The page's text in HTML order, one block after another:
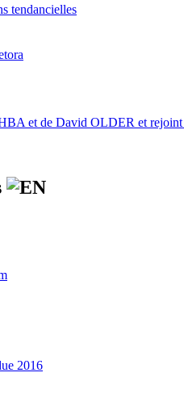
tendancielles
et de David OLDER et rejoint
2016